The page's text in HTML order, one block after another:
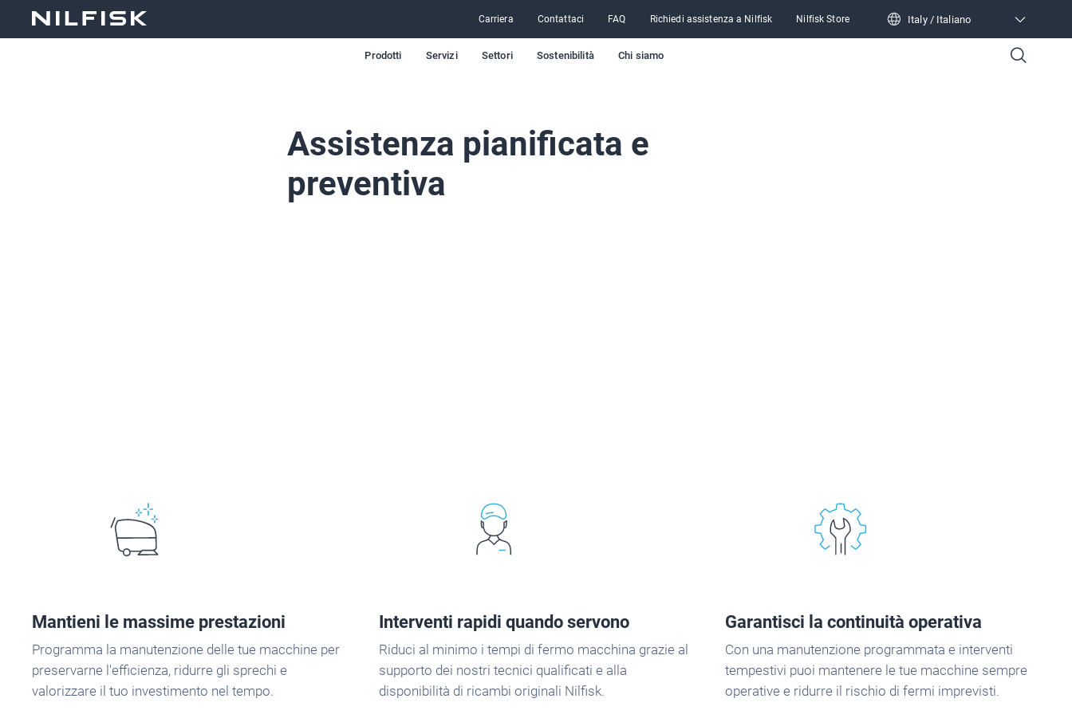
Carriera Contattaci FAQ Richiedi assistenza a Nilfisk Nilfisk Store Italy / Italiano
Prodotti Servizi Settori Sostenibilità Chi siamo
Assistenza pianificata e
preventiva
Mantieni le massime prestazioni
Programma la manutenzione delle tue macchine per
preservarne l'efficienza, ridurre gli sprechi e
valorizzare il tuo investimento nel tempo.
Interventi rapidi quando servono
Riduci al minimo i tempi di fermo macchina grazie al
supporto dei nostri tecnici qualificati e alla
disponibilità di ricambi originali Nilfisk.
Garantisci la continuità operativa
Con una manutenzione programmata e interventi
tempestivi puoi mantenere le tue macchine sempre
operative e ridurre il rischio di fermi imprevisti.